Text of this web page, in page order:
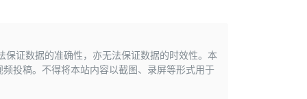
保证数据的准确性，亦无法保证数据的时效性。本
投稿。不得将本站内容以截图、录屏等形式用于